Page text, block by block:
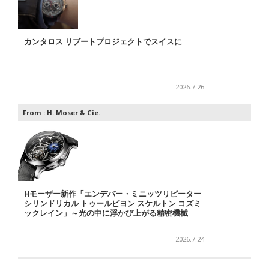
カンタロス リブートプロジェクトでスイスに
2026.7.26
From : H. Moser & Cie.
Hモーザー新作「エンデバー・ミニッツリピーター
シリンドリカル トゥールビヨン スケルトン コズミ
ックレイン」～光の中に浮かび上がる精密機械
2026.7.24